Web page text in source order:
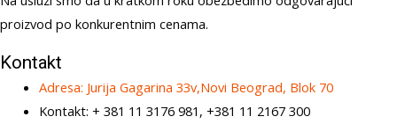
proizvod po konkurentnim cenama.
Kontakt
Adresa: Jurija Gagarina 33v,Novi Beograd, Blok 70
Kontakt: + 381 11 3176 981, +381 11 2167 300